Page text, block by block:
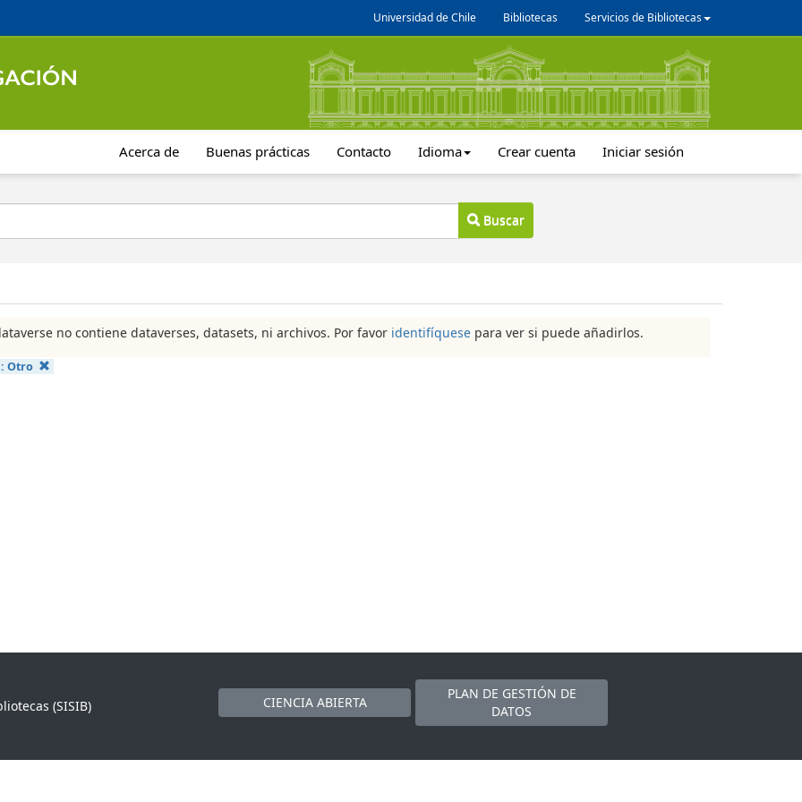
Universidad de Chile Bibliotecas Servicios de Bibliotecas
Acerca de Buenas prácticas Contacto Idioma Crear cuenta Iniciar sesión
Buscar
no contiene dataverses, datasets, ni archivos. Por favor identifíquese para ver si puede añadirlos.
Otro
(SISIB)
CIENCIA ABIERTA
PLAN DE GESTIÓN DE
DATOS